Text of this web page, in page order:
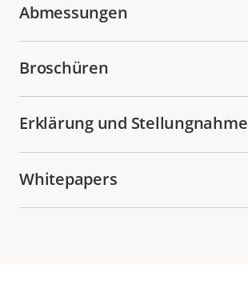
Abmessungen
Broschüren
Erklärung und Stellungnahme
Whitepapers